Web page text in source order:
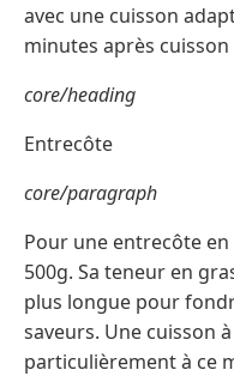
avec une cuisson
minutes après
core/heading
Entrecôte
core/paragraph
Pour une entrecôte
500g. Sa teneur en
plus longue pour
saveurs. Une cuisson
particulièrement à ce